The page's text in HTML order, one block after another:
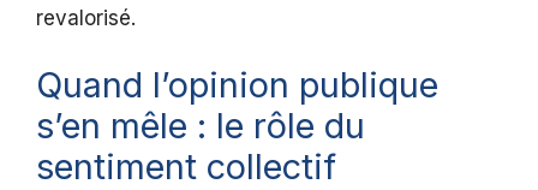
revalorisé.
Quand l’opinion publique
s’en mêle : le rôle du
sentiment collectif